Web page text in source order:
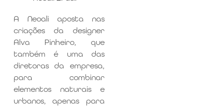
A Neoali aposta nas
criações da designer
Alva Pinheiro, que
também é uma das
diretoras da empresa,
para combinar
elementos naturais e
urbanos, apenas para